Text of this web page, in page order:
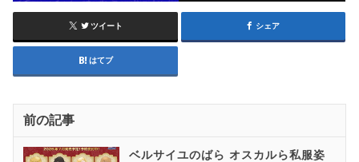
ツイート シェア
はてブ
前の記事
ベルサイユのばら オスカルら私服姿